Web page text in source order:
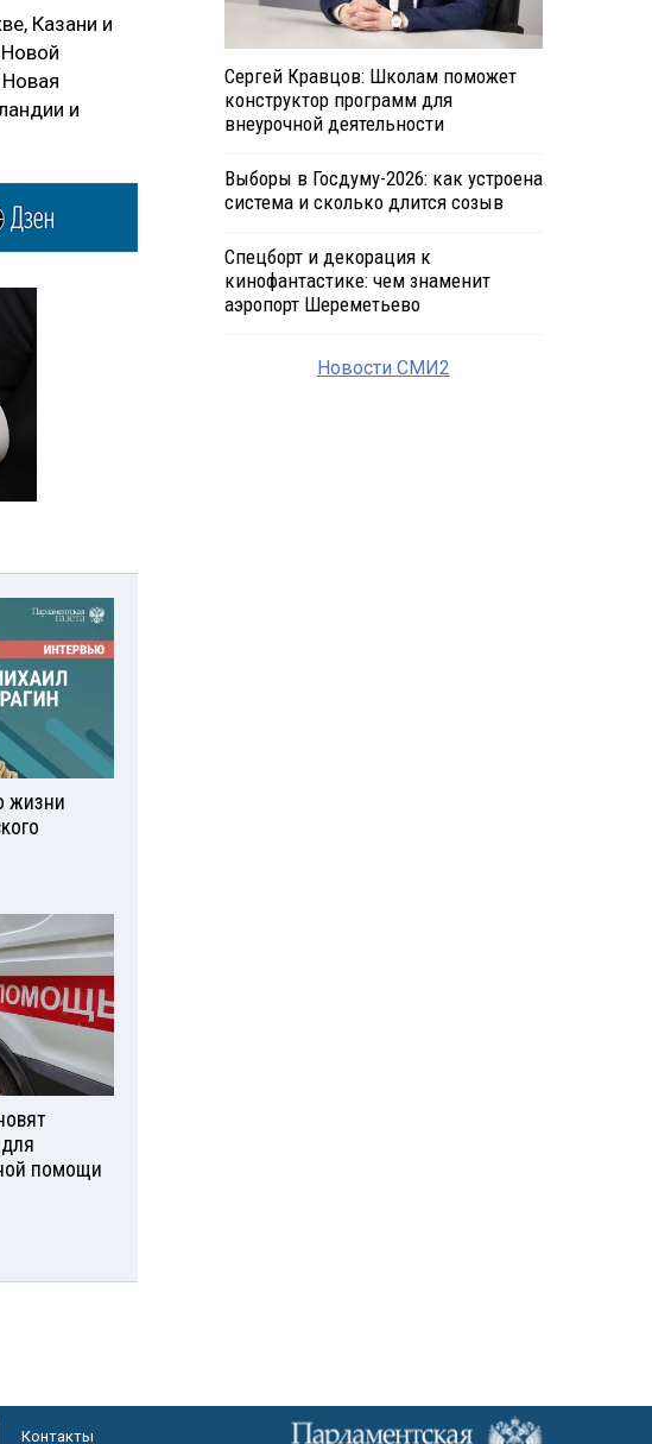
Казани и
и
жизни
помощи
Сергей Кравцов: Школам поможет
конструктор программ для
внеурочной деятельности
Выборы в Госдуму-2026: как устроена
система и сколько длится созыв
Спецборт и декорация к
кинофантастике: чем знаменит
аэропорт Шереметьево
Новости СМИ2
Контакты